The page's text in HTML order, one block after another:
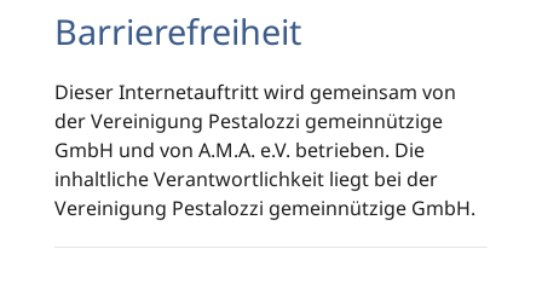
Barrierefreiheit
Dieser Internetauftritt wird gemeinsam von
der Vereinigung Pestalozzi gemeinnützige
GmbH und von A.M.A. e.V. betrieben. Die
inhaltliche Verantwortlichkeit liegt bei der
Vereinigung Pestalozzi gemeinnützige GmbH.